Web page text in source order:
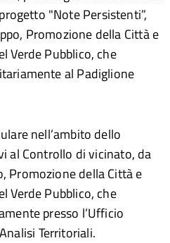
"Note Persistenti”,
Promozione della Città e
Verde Pubblico, che
al Padiglione
nell’ambito dello
al Controllo di vicinato, da
Promozione della Città e
Verde Pubblico, che
presso l’Ufficio
Territoriali.